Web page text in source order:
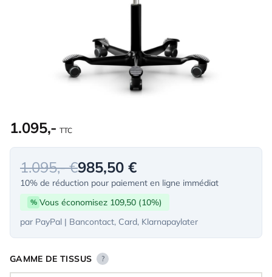
1.095,- TTC
1.095,- €985,50 €
10% de réduction pour paiement en ligne immédiat
% Vous économisez 109,50 (10%)
par PayPal | Bancontact, Card, Klarnapaylater
GAMME DE TISSUS ?